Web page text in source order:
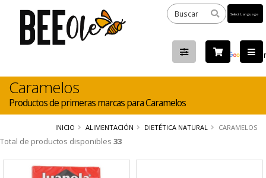
by
Caramelos
Productos de primeras marcas para Caramelos
INICIO ALIMENTACIÓN DIETÉTICA NATURAL CARAMELOS
Total de productos disponibles 33